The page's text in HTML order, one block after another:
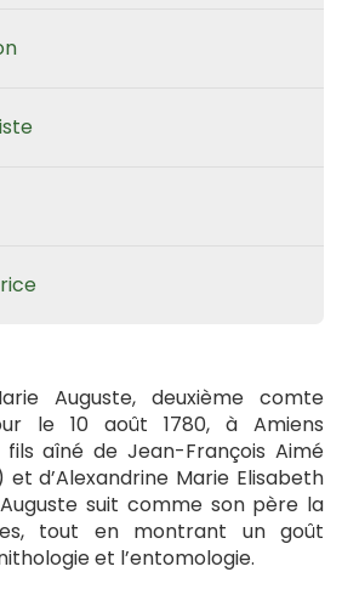
Auguste, deuxième comte
le 10 août 1780, à Amiens
fils aîné de Jean-François Aimé
et d’Alexandrine Marie Elisabeth
Auguste suit comme son père la
tout en montrant un goût
et l’entomologie.